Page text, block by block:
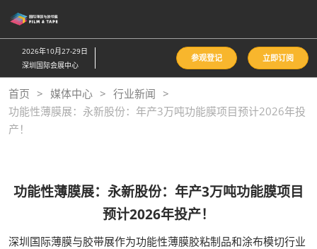
接
跳
至
内
容
2026年10月27-29日
深圳国际会展中心
参观登记 立即订阅
首页 媒体中心
行业新闻
功能性薄膜展：永新股份：年产3万吨功能膜项目预计2026年投
产！
功能性薄膜展：永新股份：年产3万吨功能膜项目
预计2026年投产！
深圳国际薄膜与胶带展作为功能性薄膜胶粘制品和涂布模切行业